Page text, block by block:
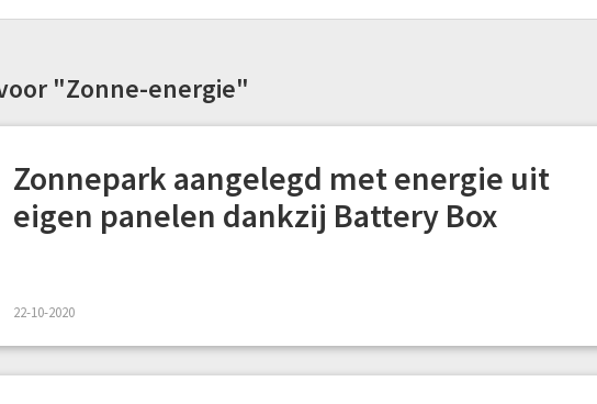
"Zonne-energie"
Zonnepark aangelegd met energie uit
eigen panelen dankzij Battery Box
22-10-2020